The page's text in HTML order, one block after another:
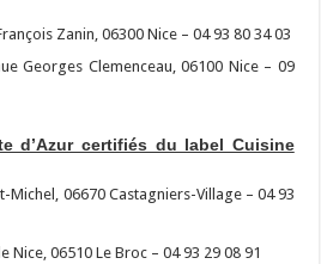
Zanin, 06300 Nice – 04 93 80 34 03
Georges Clemenceau, 06100 Nice – 09
d’Azur certifiés du label Cuisine
Michel, 06670 Castagniers-Village – 04 93
Nice, 06510 Le Broc – 04 93 29 08 91